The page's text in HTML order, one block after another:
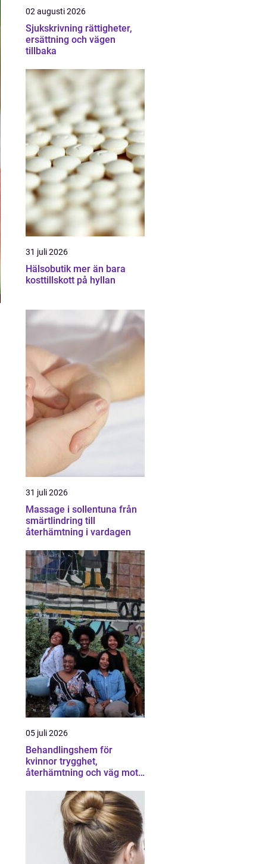
02 augusti 2026
Sjukskrivning rättigheter,
ersättning och vägen
tillbaka
31 juli 2026
Hälsobutik mer än bara
kosttillskott på hyllan
31 juli 2026
Massage i sollentuna från
smärtlindring till
återhämtning i vardagen
05 juli 2026
Behandlingshem för
kvinnor trygghet,
återhämtning och väg mot